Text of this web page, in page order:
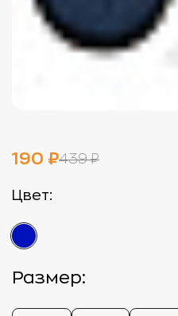
190 ₽439 ₽
Цвет:
Размер: